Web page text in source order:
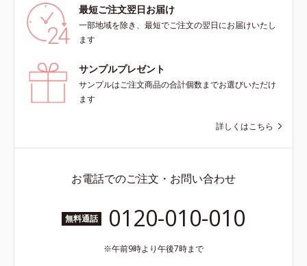
最短ご注文翌日お届け
一部地域を除き、最短でご注文の翌日にお届けいたし
ます
サンプルプレゼント
サンプルはご注文商品の合計個数までお選びいただけ
ます
詳しくはこちら
お電話でのご注文・お問い合わせ
無料通話 0120-010-010
午前9時より午後7時まで